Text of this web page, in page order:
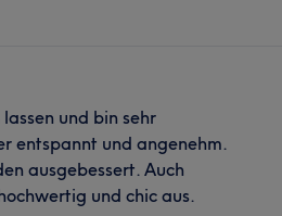
und bin sehr
entspannt und angenehm.
ausgebessert. Auch
und chic aus.